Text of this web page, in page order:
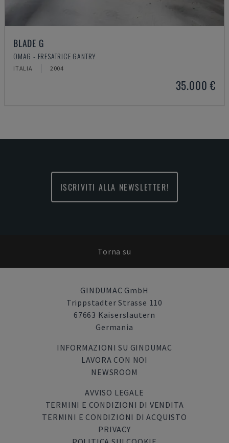
BLADE G
OMAG - FRESATRICE GANTRY
ITALIA 2004
35.000 €
ISCRIVITI ALLA NEWSLETTER!
Torna su
GINDUMAC GmbH
Trippstadter Strasse 110
67663 Kaiserslautern
Germania
INFORMAZIONI SU GINDUMAC
LAVORA CON NOI
NEWSROOM
AVVISO LEGALE
TERMINI E CONDIZIONI DI VENDITA
TERMINI E CONDIZIONI DI ACQUISTO
PRIVACY